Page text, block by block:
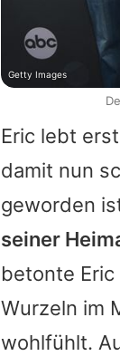
Eric lebt
damit nun
geworden
seiner
betonte Eric
Wurzeln im
wohlfühlt.
Getty Images